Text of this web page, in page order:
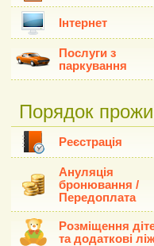
Інтернет
Послуги з
паркування
Порядок
Реєстрація
Ануляція
бронювання /
Передоплата
Розміщення
та додаткові